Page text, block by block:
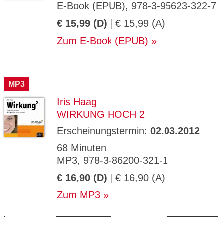
E-Book (EPUB), 978-3-95623-322-7
€ 15,99 (D) | € 15,99 (A)
Zum E-Book (EPUB)
MP3
Iris Haag
WIRKUNG HOCH 2
Erscheinungstermin: 02.03.2012
68 Minuten
MP3, 978-3-86200-321-1
€ 16,90 (D) | € 16,90 (A)
Zum MP3